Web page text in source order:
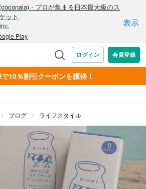
10％割引クーポンを獲得！
ブログ ライフスタイル